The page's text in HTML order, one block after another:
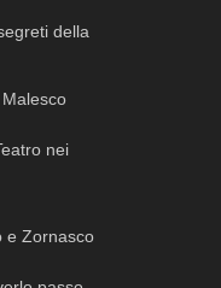
della
nei
e Zornasco